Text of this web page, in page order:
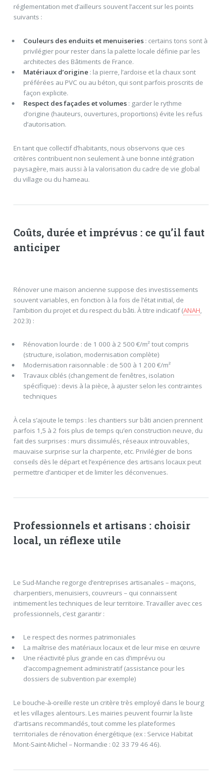
réglementation met d’ailleurs souvent l’accent sur les points
suivants :
Couleurs des enduits et menuiseries: certains tons sont à
privilégier pour rester dans la palette locale définie par les
architectes des Bâtiments de France.
Matériaux d’origine: la pierre, l’ardoise et la chaux sont
préférées au PVC ou au béton, qui sont parfois proscrits de
façon explicite.
Respect des façades et volumes: garder le rythme
d’origine (hauteurs, ouvertures, proportions) évite les refus
d’autorisation.
En tant que collectif d’habitants, nous observons que ces
critères contribuent non seulement à une bonne intégration
paysagère, mais aussi à la valorisation du cadre de vie global
du village ou du hameau.
Coûts, durée et imprévus : ce qu’il faut
anticiper
Rénover une maison ancienne suppose des investissements
souvent variables, en fonction à la fois de l’état initial, de
l’ambition du projet et du respect du bâti. À titre indicatif (ANAH
2023) :
Rénovation lourde : de 1 000 à 2 500 €/m² tout compris
(structure, isolation, modernisation complète)
Modernisation raisonnable : de 500 à 1 200 €/m²
Travaux ciblés (changement de fenêtres, isolation
spécifique) : devis à la pièce, à ajuster selon les contraintes
techniques
À cela s’ajoute le temps : les chantiers sur bâti ancien prennent
parfois 1,5 à 2 fois plus de temps qu’en construction neuve, du
fait des surprises : murs dissimulés, réseaux introuvables,
mauvaise surprise sur la charpente, etc. Privilégier de bons
conseils dès le départ et l’expérience des artisans locaux peut
permettre d’anticiper et de limiter les déconvenues.
Professionnels et artisans : choisir
local, un réflexe utile
Le Sud-Manche regorge d’entreprises artisanales – maçons,
charpentiers, menuisiers, couvreurs – qui connaissent
intimement les techniques de leur territoire. Travailler avec ces
professionnels, c’est garantir :
Le respect des normes patrimoniales
La maîtrise des matériaux locaux et de leur mise en œuvre
Une réactivité plus grande en cas d’imprévu ou
d’accompagnement administratif (assistance pour les
dossiers de subvention par exemple)
Le bouche-à-oreille reste un critère très employé dans le bourg
et les villages alentours. Les mairies peuvent fournir la liste
d’artisans recommandés, tout comme les plateformes
territoriales de rénovation énergétique (ex : Service Habitat
Mont-Saint-Michel – Normandie : 02 33 79 46 46).